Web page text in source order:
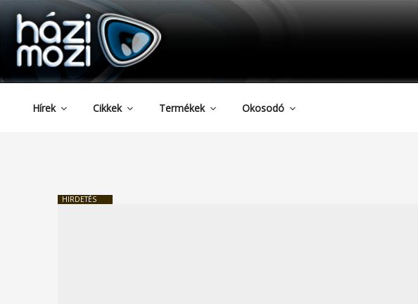
Tartalomhoz
HAZIMOZI
Hírek Cikkek Termékek Okosodó
HIRDETÉS